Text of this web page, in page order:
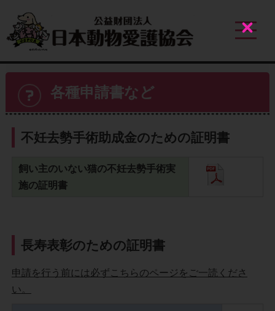
各種申請書など
不妊去勢手術助成金のための証明書
飼い主のいない猫の不妊去勢手術実
施の証明書
長寿表彰のための証明書
申請を行う前には必ずこちらのページをご一読くださ
い。
Close